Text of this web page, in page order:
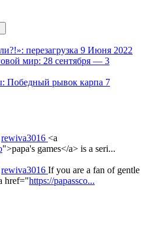
перезагрузка 9 Июня 2022
мир: 28 сентября — 3
рывок карпа 7
rewiva3016 <a
">papa's games</a> is a seri...
rewiva3016 If you are a fan of gentle
href="https://papassco...